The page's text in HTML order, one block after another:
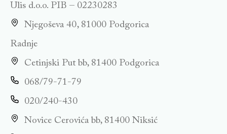
Ulis d.o.o. PIB – 02230283
Njegoševa 40, 81000 Podgorica
Radnje
Cetinjski Put bb, 81400 Podgorica
068/79-71-79
020/240-430
Novice Cerovića bb, 81400 Niksić